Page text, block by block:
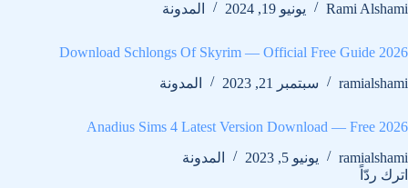
Rami Alshami
يونيو 19, 2024 المدونة
Download Schlongs Of Skyrim — Official Free Guide 2026
ramialshami
سبتمبر 21, 2023 المدونة
Anadius Sims 4 Latest Version Download — Free 2026
ramialshami
يونيو 5, 2023
المدونة
اترك ردّاً